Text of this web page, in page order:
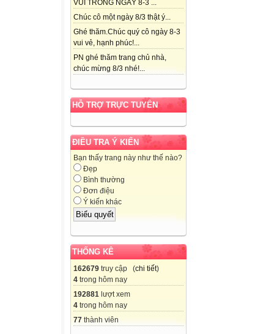
VUI TRONG NGÀY 8-3 ...
Chúc cô một ngày 8/3 thật ý...
Ghé thăm.Chúc quý cô ngày 8-3
vui vẻ, hạnh phúc!...
PN ghé thăm trang chủ nhà,
chúc mừng 8/3 nhé!...
HỖ TRỢ TRỰC TUYẾN
ĐIỀU TRA Ý KIẾN
Bạn thấy trang này như thế nào?
Đẹp
Bình thường
Đơn điệu
Ý kiến khác
THỐNG KÊ
162679 truy cập (chi tiết)
4 trong hôm nay
192881 lượt xem
4 trong hôm nay
77 thành viên